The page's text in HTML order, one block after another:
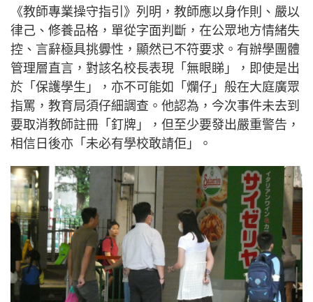
《教師專業操守指引》列明，教師應以身作則、嚴以
律己、修養品格，單從字面判斷，在公眾地方情緒失
控、言辭極具挑釁性，顯然已不符要求。有辦學團體
管理層直言，對該名校長表現「無眼睇」，即使是出
於「保護學生」，亦不可能如「爛仔」般在大庭廣眾
指罵，教育局須仔細調查。他認為，今次事件未去到
要取消教師註冊「釘牌」，但至少要發出嚴重警告，
相信日後亦「未必有學校敢請佢」。